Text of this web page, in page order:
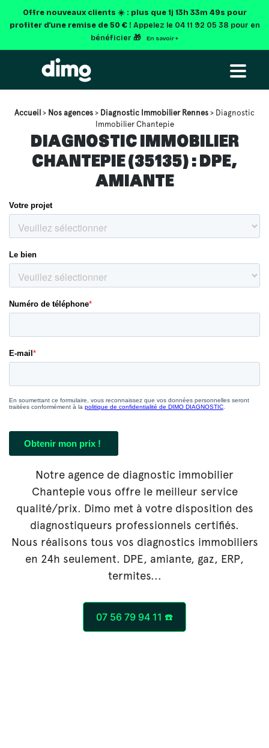
Offre nouveaux clients ☀️ : plus que 1j 13h 33m 48s pour
profiter d'une remise de 50 € ! Appelez le 04 11 92 05 38 pour en
bénéficier 🎁
En savoir +
Accueil > Nos agences > Diagnostic Immobilier Rennes > Diagnostic
Immobilier Chantepie
DIAGNOSTIC IMMOBILIER
CHANTEPIE (35135) : DPE,
AMIANTE
Notre agence de diagnostic immobilier
Chantepie vous offre le meilleur service
qualité/prix. Dimo met à votre disposition des
diagnostiqueurs professionnels certifiés.
Nous réalisons tous vos diagnostics immobiliers
en 24h seulement. DPE, amiante, gaz, ERP,
termites...
07 56 79 94 11 ☎️